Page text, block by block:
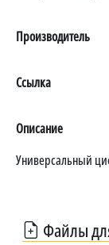
Производитель
Ссылка
Описание
Универсальный
Файлы